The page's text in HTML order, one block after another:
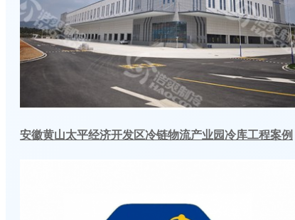
安徽黄山太平经济开发区冷链物流产业园冷库工程案例